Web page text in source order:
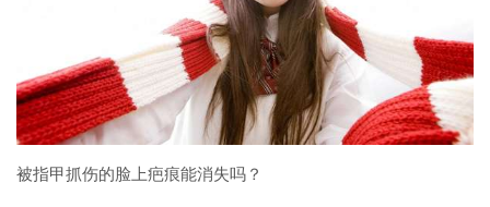
被指甲抓伤的脸上疤痕能消失吗？